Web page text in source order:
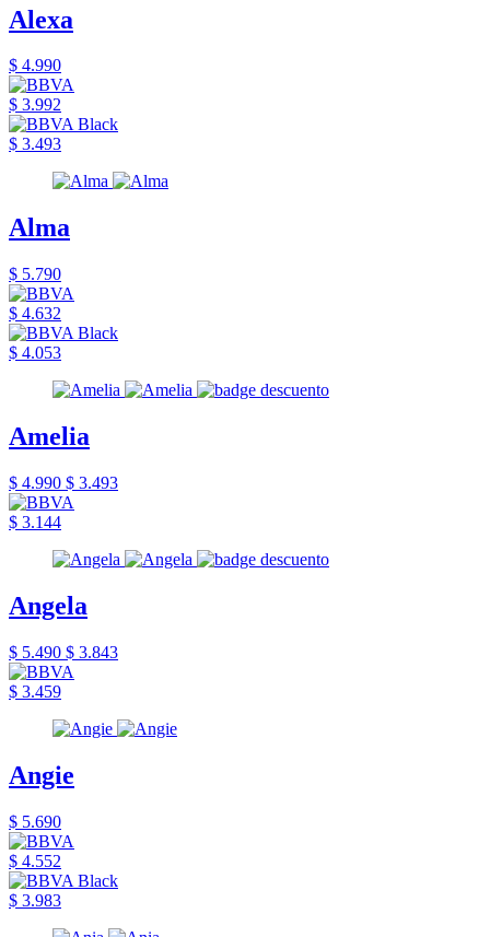
Alexa
$ 4.990
$ 3.992
$ 3.493
Alma
$ 5.790
$ 4.632
$ 4.053
Amelia
$ 4.990 $ 3.493
$ 3.144
Angela
$ 5.490 $ 3.843
$ 3.459
Angie
$ 5.690
$ 4.552
$ 3.983